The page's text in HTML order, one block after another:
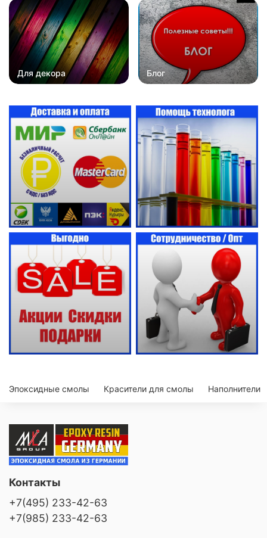
Для декора Блог
Эпоксидные смолы Красители для смолы Наполнители
Контакты
+7(495) 233-42-63
+7(985) 233-42-63